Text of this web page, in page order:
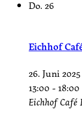
Do. 26
Eichhof
26. Juni 2025
13:00 -18:00
Eichhof Café